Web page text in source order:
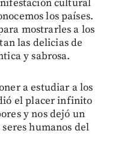
cultural
los países.
mostrarles a los
las delicias de
y sabrosa.
a estudiar a los
el placer infinito
y nos dejó un
humanos del